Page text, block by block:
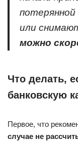
или
можно
Что делать,
банковскую
Первое, что
случае не